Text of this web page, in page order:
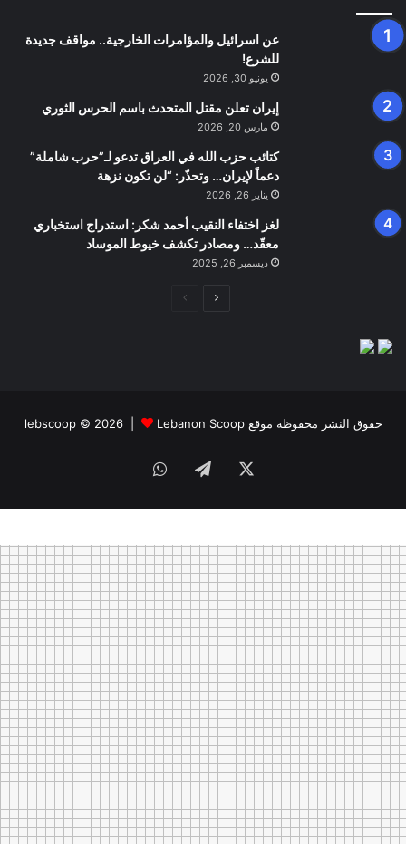
عن اسرائيل والمؤامرات الخارجية.. مواقف جديدة
للشرع!
يونيو 30, 2026
إيران تعلن مقتل المتحدث باسم الحرس الثوري
مارس 20, 2026
كتائب حزب الله في العراق تدعو لـ”حرب شاملة”
دعماً لإيران… وتحذّر: “لن تكون نزهة
يناير 26, 2026
لغز اختفاء النقيب أحمد شكر: استدراج استخباري
معقّد… ومصادر تكشف خيوط الموساد
ديسمبر 26, 2025
الصفحة
حقوق النشر محفوظة موقع lebscoop © 2026 |Lebanon Scoop
تيلقرامواتساب